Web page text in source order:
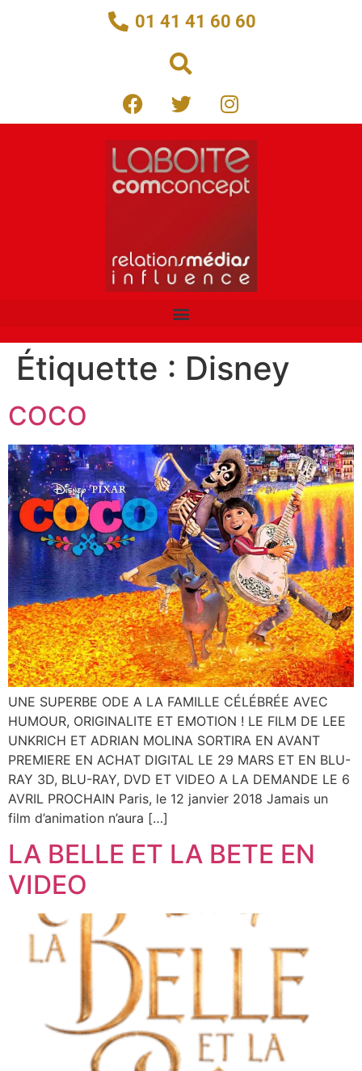
01 41 41 60 60
Étiquette : Disney
COCO
UNE SUPERBE ODE A LA FAMILLE CÉLÉBRÉE AVEC
HUMOUR, ORIGINALITE ET EMOTION ! LE FILM DE LEE
UNKRICH ET ADRIAN MOLINA SORTIRA EN AVANT
PREMIERE EN ACHAT DIGITAL LE 29 MARS ET EN BLU-
RAY 3D, BLU-RAY, DVD ET VIDEO A LA DEMANDE LE 6
AVRIL PROCHAIN Paris, le 12 janvier 2018 Jamais un
film d’animation n’aura […]
LA BELLE ET LA BETE EN
VIDEO